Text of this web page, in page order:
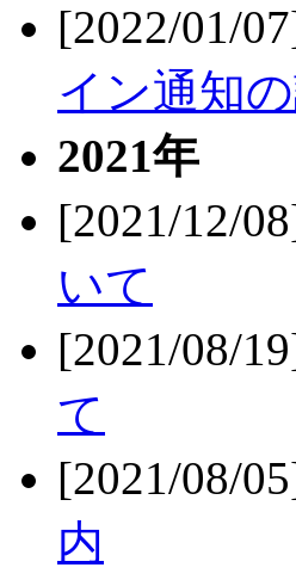
[2022/01/
イン通知
2021年
[2021/12/
いて
[2021/08/
て
[2021/08/
内